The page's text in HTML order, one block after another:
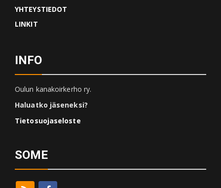
YHTEYSTIEDOT
LINKIT
INFO
Oulun kanakoirkerho ry.
Haluatko jäseneksi?
Tietosuojaseloste
SOME